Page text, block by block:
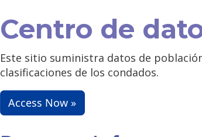
Centro de
Este sitio suministra datos de
clasificaciones de los condados.
Access Now »